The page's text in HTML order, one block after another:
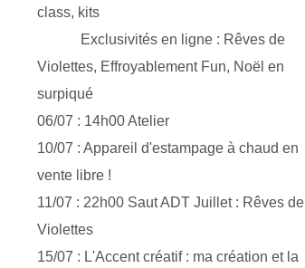
class, kits
Exclusivités en ligne : Rêves de
Violettes, Effroyablement Fun, Noël en
surpiqué
06/07 : 14h00 Atelier
10/07 : Appareil d'estampage à chaud en
vente libre !
11/07 : 22h00 Saut ADT Juillet : Rêves de
Violettes
15/07 : L'Accent créatif : ma création et la